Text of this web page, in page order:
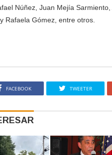
Núñez, Juan Mejía
Rafaela Gómez, entre otros.
FACEBOOK TWEETER